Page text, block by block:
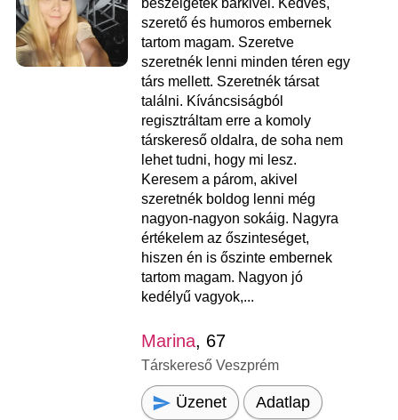
szerető és humoros embernek
tartom magam. Szeretve
szeretnék lenni minden téren egy
társ mellett. Szeretnék társat
találni. Kíváncsiságból
regisztráltam erre a komoly
társkereső oldalra, de soha nem
lehet tudni, hogy mi lesz.
Keresem a párom, akivel
szeretnék boldog lenni még
nagyon-nagyon sokáig. Nagyra
értékelem az őszinteséget,
hiszen én is őszinte embernek
tartom magam. Nagyon jó
kedélyű vagyok,...
Marina, 67
Társkereső Veszprém
Üzenet Adatlap